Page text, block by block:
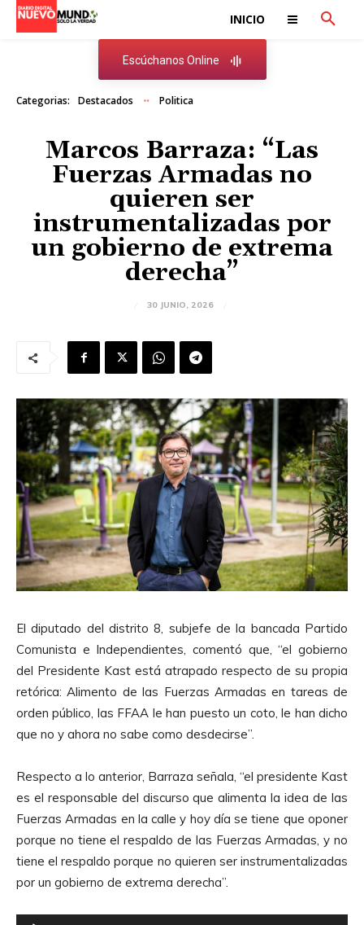
INICIO
Escúchanos Online
Categorias: Destacados Politica
Marcos Barraza: “Las
Fuerzas Armadas no
quieren ser
instrumentalizadas por
un gobierno de extrema
derecha”
30 JUNIO, 2026
El diputado del distrito 8, subjefe de la bancada Partido
Comunista e Independientes, comentó que, “el gobierno
del Presidente Kast está atrapado respecto de su propia
retórica: Alimento de las Fuerzas Armadas en tareas de
orden público, las FFAA le han puesto un coto, le han dicho
que no y ahora no sabe como desdecirse”.
Respecto a lo anterior, Barraza señala, “el presidente Kast
es el responsable del discurso que alimenta la idea de las
Fuerzas Armadas en la calle y hoy día se tiene que oponer
porque no tiene el respaldo de las Fuerzas Armadas, y no
tiene el respaldo porque no quieren ser instrumentalizadas
por un gobierno de extrema derecha”.